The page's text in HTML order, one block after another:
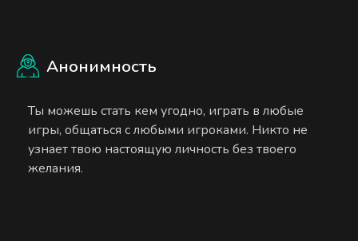
Анонимность
Ты можешь стать кем угодно, играть в любые
игры, общаться с любыми игроками. Никто не
узнает твою настоящую личность без твоего
желания.